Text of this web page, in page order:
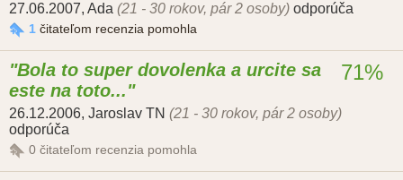
27.06.2007, Ada (21 - 30 rokov, pár 2 osoby) odporúča
1 čitateľom recenzia pomohla
Bola to super dovolenka a urcite sa
este na toto...
26.12.2006, Jaroslav TN (21 - 30 rokov, pár 2 osoby)
odporúča
0 čitateľom recenzia pomohla
71%